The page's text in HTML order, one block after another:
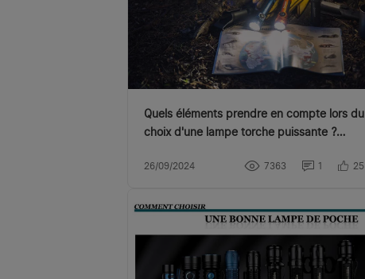
Quels éléments prendre en compte lors du
choix d'une lampe torche puissante ?
26/09/2024 7363 1 25